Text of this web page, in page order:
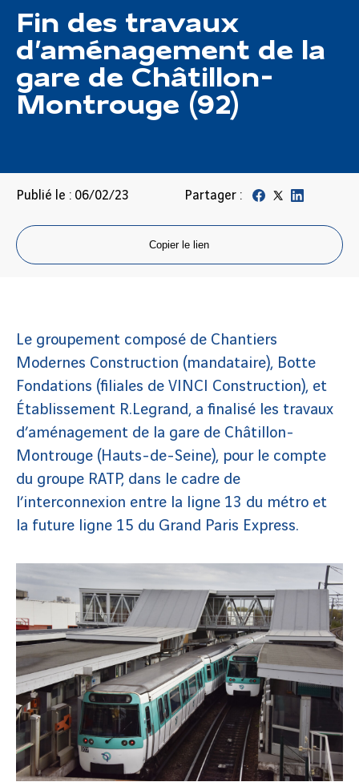
Fin des travaux
d’aménagement de la
gare de Châtillon-
Montrouge (92)
Publié le : 06/02/23 Partager :
Copier le lien
Le groupement composé de Chantiers
Modernes Construction (mandataire), Botte
Fondations (filiales de VINCI Construction), et
Établissement R.Legrand, a finalisé les travaux
d’aménagement de la gare de Châtillon-
Montrouge (Hauts-de-Seine), pour le compte
du groupe RATP, dans le cadre de
l’interconnexion entre la ligne 13 du métro et
la future ligne 15 du Grand Paris Express.